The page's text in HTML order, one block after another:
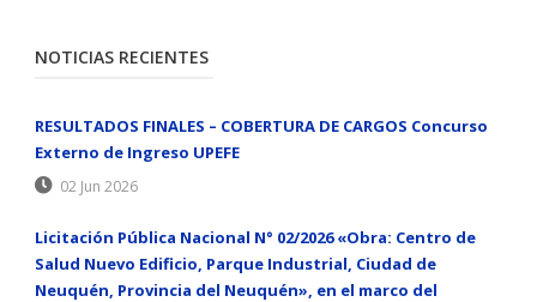
NOTICIAS RECIENTES
RESULTADOS FINALES – COBERTURA DE CARGOS Concurso
Externo de Ingreso UPEFE
02 Jun 2026
Licitación Pública Nacional N° 02/2026 «Obra: Centro de
Salud Nuevo Edificio, Parque Industrial, Ciudad de
Neuquén, Provincia del Neuquén», en el marco del